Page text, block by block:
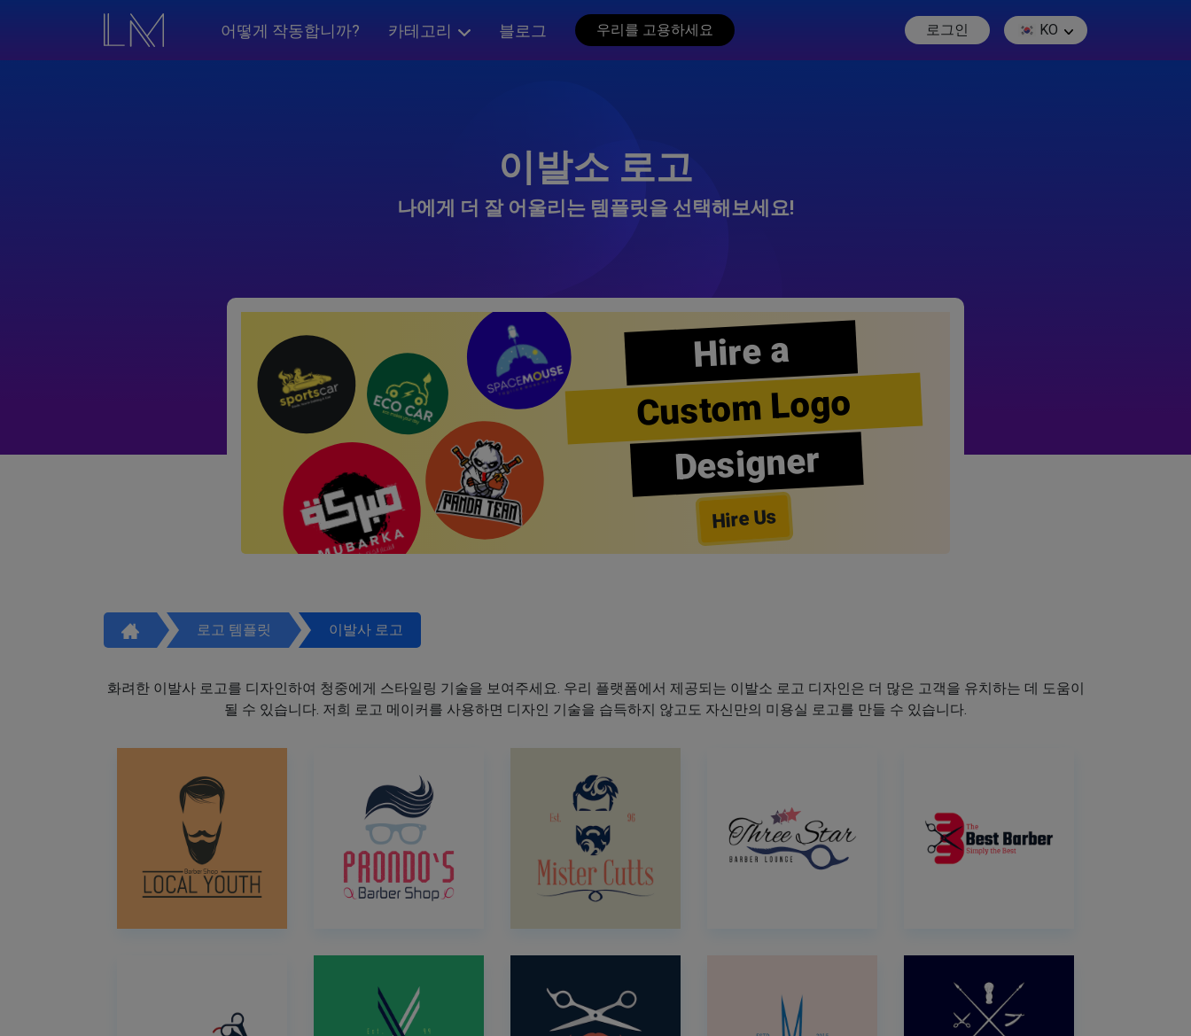
어떻게 작동합니까? 카테고리 블로그 우리를 고용하세요 로그인 KO
이발소 로고
나에게 더 잘 어울리는 템플릿을 선택해보세요!
Hire a
Custom Logo
Designer
Hire Us
로고 템플릿 이발사 로고
화려한 이발사 로고를 디자인하여 청중에게 스타일링 기술을 보여주세요. 우리 플랫폼에서 제공되는 이발소 로고 디자인은 더 많은 고객을 유치하는 데 도움이
될 수 있습니다. 저희 로고 메이커를 사용하면 디자인 기술을 습득하지 않고도 자신만의 미용실 로고를 만들 수 있습니다.